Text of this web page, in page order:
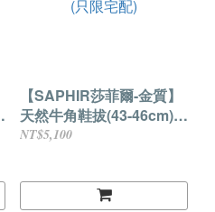
【SAPHIR莎菲爾-金質】
天然牛角鞋拔(43-46cm) -
水牛角鞋拔 手工鞋拔 精品
NT$5,100